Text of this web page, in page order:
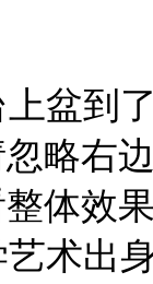
盆到
略右
体效
术出